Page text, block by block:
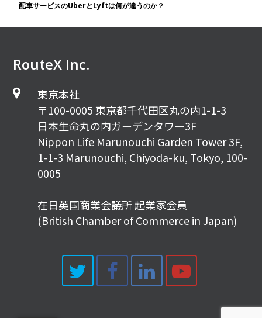
RouteX Inc.
東京本社
〒100-0005 東京都千代田区丸の内1-1-3
日本生命丸の内ガーデンタワー3F
Nippon Life Marunouchi Garden Tower 3F,
1-1-3 Marunouchi, Chiyoda-ku, Tokyo, 100-
0005
在日英国商業会議所 起業家会員
(British Chamber of Commerce in Japan)
Twitter
Facebook
LinkedIn